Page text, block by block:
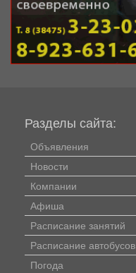
Разделы сайта:
Объявления
Новости
Компании
Афиша
Расписание занятий
Расписание автобусов
Погода